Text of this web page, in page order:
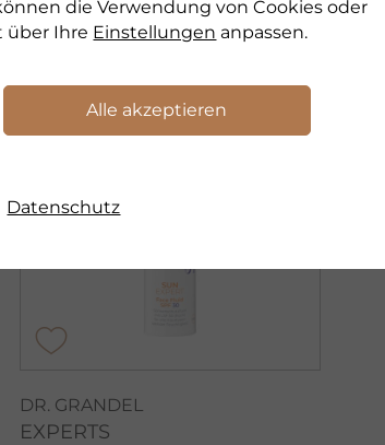
die Verwendung von Cookies oder
über Ihre Einstellungen anpassen.
Alle akzeptieren
Datenschutz
zum Produkt
AKTION & LIMITED
DR. GRANDEL
EXPERTS